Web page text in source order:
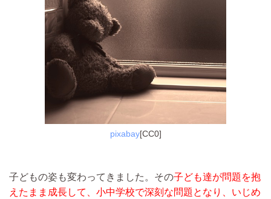
pixabay[CC0]
子どもの姿も変わってきました。その子ども達が問題を抱
えたまま成長して、小中学校で深刻な問題となり、いじめ